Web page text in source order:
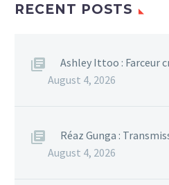
RECENT POSTS
Ashley Ittoo : Farceur
August 4, 2026
Réaz Gunga :
August 4, 2026